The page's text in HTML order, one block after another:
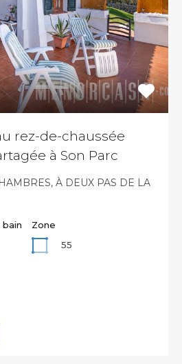
rez-de-chaussée
à Son Parc
À DEUX PAS DE LA
bain
Zone
55